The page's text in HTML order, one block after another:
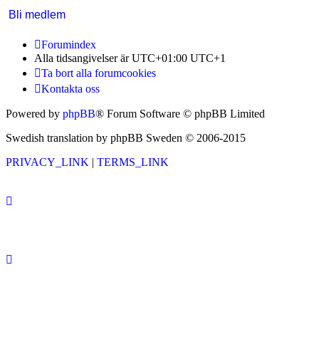
Bli medlem
Forumindex
Alla tidsangivelser är UTC+01:00 UTC+1
Ta bort alla forumcookies
Kontakta oss
Powered by phpBB® Forum Software © phpBB Limited
Swedish translation by phpBB Sweden © 2006-2015
PRIVACY_LINK | TERMS_LINK